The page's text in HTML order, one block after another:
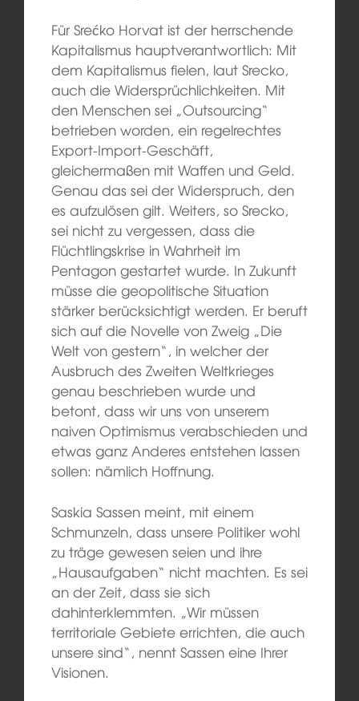
Für Srećko Horvat ist der herrschende
Kapitalismus hauptverantwortlich: Mit
dem Kapitalismus fielen, laut Srecko,
auch die Widersprüchlichkeiten. Mit
den Menschen sei „Outsourcing“
betrieben worden, ein regelrechtes
Export-Import-Geschäft,
gleichermaßen mit Waffen und Geld.
Genau das sei der Widerspruch, den
es aufzulösen gilt. Weiters, so Srecko,
sei nicht zu vergessen, dass die
Flüchtlingskrise in Wahrheit im
Pentagon gestartet wurde. In Zukunft
müsse die geopolitische Situation
stärker berücksichtigt werden. Er beruft
sich auf die Novelle von Zweig „Die
Welt von gestern“, in welcher der
Ausbruch des Zweiten Weltkrieges
genau beschrieben wurde und
betont, dass wir uns von unserem
naiven Optimismus verabschieden und
etwas ganz Anderes entstehen lassen
sollen: nämlich Hoffnung.
Saskia Sassen meint, mit einem
Schmunzeln, dass unsere Politiker wohl
zu träge gewesen seien und ihre
„Hausaufgaben“ nicht machten. Es sei
an der Zeit, dass sie sich
dahinterklemmten. „Wir müssen
territoriale Gebiete errichten, die auch
unsere sind“, nennt Sassen eine Ihrer
Visionen.